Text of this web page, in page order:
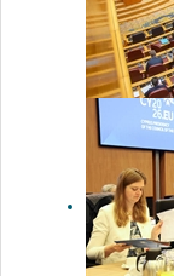
animal se
sitúa en más
de 30,8
millones de
toneladas
Luis Planas
dice que el
diálogo entre
Gobierno y
CCAA será la
clave para
decidir sobre
el lobo y su